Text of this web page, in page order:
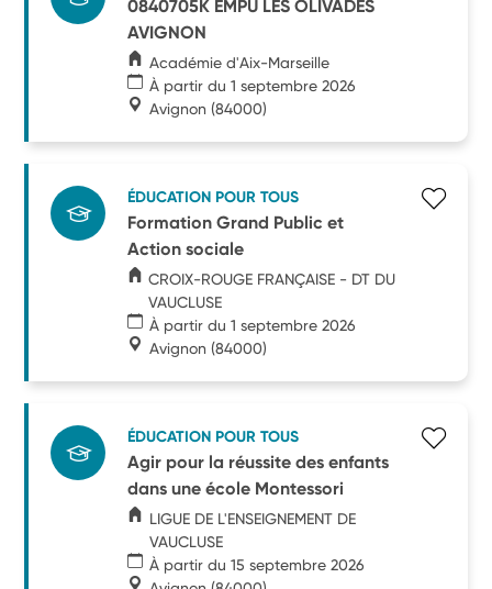
0840705K EMPU LES OLIVADES
AVIGNON
Académie d'Aix-Marseille
À partir du 1 septembre 2026
Avignon (84000)
ÉDUCATION POUR TOUS
Formation Grand Public et
Action sociale
CROIX-ROUGE FRANÇAISE - DT DU
VAUCLUSE
À partir du 1 septembre 2026
Avignon (84000)
ÉDUCATION POUR TOUS
Agir pour la réussite des enfants
dans une école Montessori
LIGUE DE L'ENSEIGNEMENT DE
VAUCLUSE
À partir du 15 septembre 2026